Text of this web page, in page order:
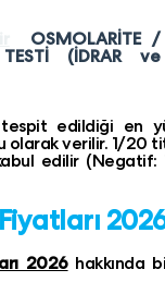
OSMOLARİTE /
TESTİ (İDRAR ve
tespit edildiği en
olarak verilir. 1/20
edilir
2026hakkında